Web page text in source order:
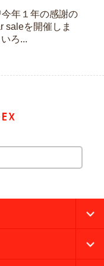
年１年の感謝の
saleを開催しま
ろ...